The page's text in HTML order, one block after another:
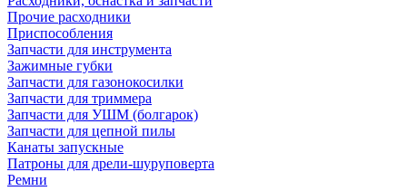
Прочие расходники
Приспособления
Запчасти для инструмента
Зажимные губки
Запчасти для газонокосилки
Запчасти для триммера
Запчасти для УШМ (болгарок)
Запчасти для цепной пилы
Канаты запускные
Патроны для дрели-шуруповерта
Ремни